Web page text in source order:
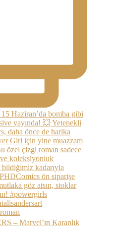
– Marvel’ın Karanlık